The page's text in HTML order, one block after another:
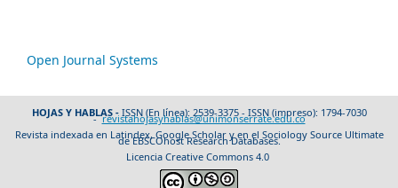
Open Journal Systems
HOJAS Y HABLAS - ISSN (En línea): 2539-3375 - ISSN (impreso): 1794-7030
-revistahojasyhablas@unimonserrate.edu.co
Revista indexada en Latindex, Google Scholar y en el Sociology Source Ultimate
de EBSCOhost Research Databases.
Licencia Creative Commons 4.0